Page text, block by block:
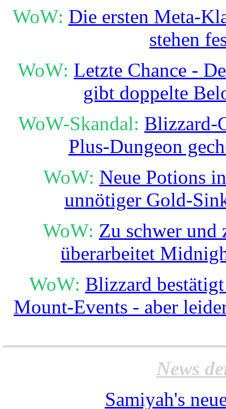
WoW: Die ersten Meta-
stehen
WoW: Letzte Chance -
gibt doppelte
WoW-Skandal: Blizzard-
Plus-Dungeon
WoW: Neue Potions
unnötiger Gold-
WoW: Zu schwer
überarbeitet
WoW: Blizzard
Mount-Events - aber
News
Samiyah's